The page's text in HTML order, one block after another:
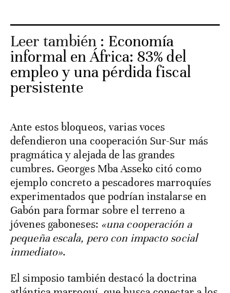
Leer también : Economía
informal en África: 83% del
empleo y una pérdida fiscal
persistente
Ante estos bloqueos, varias voces
defendieron una cooperación Sur-Sur más
pragmática y alejada de las grandes
cumbres. Georges Mba Asseko citó como
ejemplo concreto a pescadores marroquíes
experimentados que podrían instalarse en
Gabón para formar sobre el terreno a
jóvenes gaboneses: «una cooperación a
pequeña escala, pero con impacto social
inmediato».
El simposio también destacó la doctrina